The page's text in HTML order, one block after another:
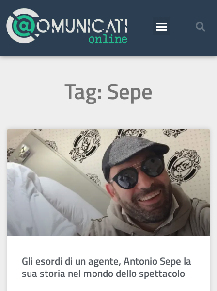
Tag: Sepe
Gli esordi di un agente, Antonio Sepe la
sua storia nel mondo dello spettacolo